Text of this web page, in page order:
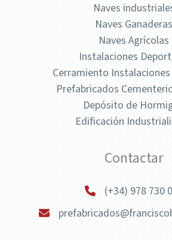
Naves
Naves Ganaderas
Naves Agrícolas
Instalaciones
Cerramiento
Prefabricados
Depósito de
Edificación
Contactar
(+34) 978 730